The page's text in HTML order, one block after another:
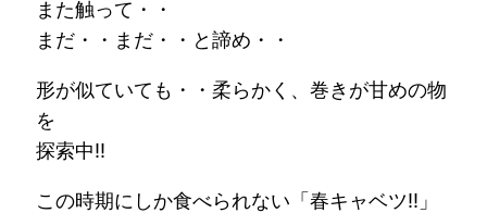
また触って・・
まだ・・まだ・・と諦め・・
形が似ていても・・柔らかく、巻きが甘めの物
を
探索中!!
この時期にしか食べられない「春キャベツ!!」